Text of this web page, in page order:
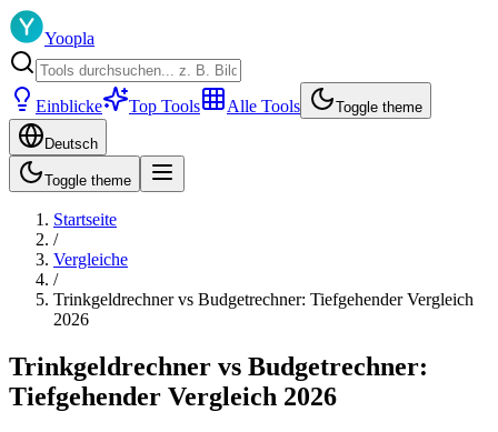
Yoopla
Einblicke Top Tools Alle Tools Toggle theme
Deutsch
Toggle theme
Startseite
/
Vergleiche
/
Trinkgeldrechner vs Budgetrechner: Tiefgehender Vergleich
2026
Trinkgeldrechner vs Budgetrechner:
Tiefgehender Vergleich 2026